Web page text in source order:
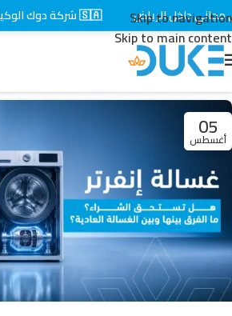
Skip to navigation
Skip to main content
05
أغسطس
الرياض 🇸🇦 شركة دوك الوكيل المعتمد بالسعودية